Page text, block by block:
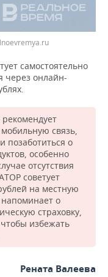
самостоятельно
через онлайн-
связь,
позаботиться о
особенно
отсутствия
советует
на местную
о
страховку,
чтобы избежать
Рената Валеева